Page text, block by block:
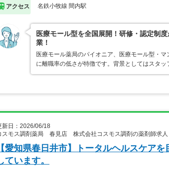
アクセス 名鉄小牧線 間内駅
医療モール型を全国展開！研修・認定制
業！
医療モール薬局のパイオニア、医療モール型・
に離職率の低さが特徴です。背景としてはスタ
新日：2026/06/18
スモス調剤薬局 春見店 株式会社コスモス調剤の薬剤師求人
【愛知県春日井市】トータルヘルスケア
ています。